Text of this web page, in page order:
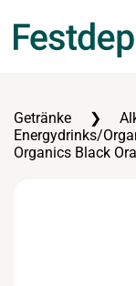
Zum
Getränke
Energydrinks/
Organics Black